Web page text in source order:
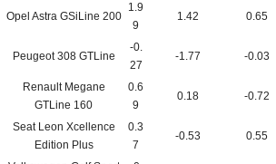
Opel Astra GSiLine 200
1.9
9
1.42 0.65
Peugeot 308 GTLine
-0.
27
-1.77 -0.03
Renault Megane
GTLine 160
0.6
9
0.18 -0.72
Seat Leon Xcellence
Edition Plus
0.3
7
-0.53 0.55